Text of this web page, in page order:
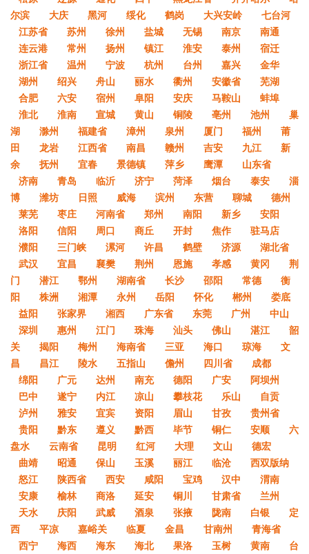
尔滨
大庆 黑河 绥化 鹤岗 大兴安岭
七台河
江苏省
苏州 徐州 盐城 无锡 南京
南通
连云港
常州 扬州 镇江 淮安 泰州
宿迁
浙江省
温州 宁波 杭州 台州 嘉兴
金华
湖州
绍兴 舟山 丽水 衢州 安徽省
芜湖
合肥
六安 宿州 阜阳 安庆 马鞍山
蚌埠
淮北
淮南 宣城 黄山 铜陵 亳州 池州
巢
湖
滁州 福建省 漳州 泉州 厦门 福州
莆
田
龙岩 江西省 南昌 赣州 吉安 九江
新
余
抚州 宜春 景德镇 萍乡 鹰潭
山东省
济南
青岛 临沂 济宁 菏泽 烟台 泰安
淄
博
潍坊 日照 威海 滨州 东营 聊城
德州
莱芜
枣庄 河南省 郑州 南阳 新乡
安阳
洛阳
信阳 周口 商丘 开封 焦作
驻马店
濮阳
三门峡 漯河 许昌 鹤壁 济源
湖北省
武汉
宜昌 襄樊 荆州 恩施 孝感 黄冈
荆
门
潜江 鄂州 湖南省 长沙 邵阳 常德
衡
阳
株洲 湘潭 永州 岳阳 怀化 郴州
娄底
益阳
张家界 湘西 广东省 东莞 广州
中山
深圳
惠州 江门 珠海 汕头 佛山 湛江
韶
关
揭阳 梅州 海南省 三亚 海口 琼海
文
昌
昌江 陵水 五指山 儋州 四川省
成都
绵阳
广元 达州 南充 德阳 广安
阿坝州
巴中
遂宁 内江 凉山 攀枝花 乐山
自贡
泸州
雅安 宜宾 资阳 眉山 甘孜
贵州省
贵阳
黔东 遵义 黔西 毕节 铜仁 安顺
六
盘水
云南省 昆明 红河 大理 文山
德宏
曲靖
昭通 保山 玉溪 丽江 临沧
西双版纳
怒江
陕西省 西安 咸阳 宝鸡 汉中
渭南
安康
榆林 商洛 延安 铜川 甘肃省
兰州
天水
庆阳 武威 酒泉 张掖 陇南 白银
定
西
平凉 嘉峪关 临夏 金昌 甘南州
青海省
西宁
海西 海东 海北 果洛 玉树 黄南
台